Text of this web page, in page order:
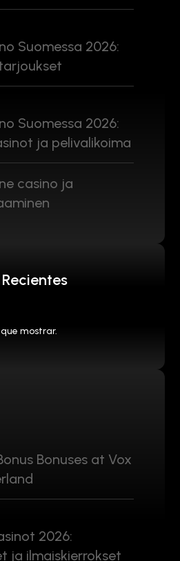
Suomessa 2026:
Suomessa 2026:
ja pelivalikoima
casino ja
mostrar.
Bonuses at Vox
2026:
ja ilmaiskierrokset